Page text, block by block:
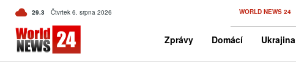
29.3 C Czech
Čtvrtek 6. srpna 2026 WORLD NEWS 24
Zprávy Domácí Ukrajina